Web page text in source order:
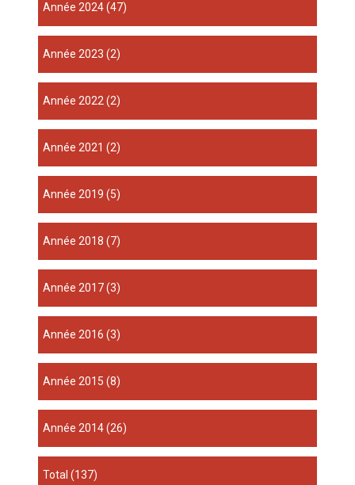
année 2024(47)
année 2023 (2)
année 2022(2)
année 2021 (2)
année 2019 (5)
année 2018 (7)
année 2017(3)
année 2016 (3)
année 2015 (8)
année 2014(26)
total(137)